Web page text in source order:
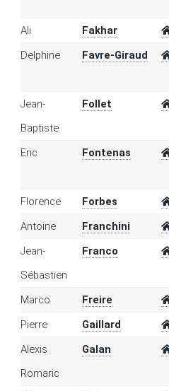
Ali Fakhar
Delphine
Favre-Giraud
Jean-
Baptiste
Follet
Eric Fontenas
Florence Forbes
Antoine
Franchini
Jean-
Sébastien
Franco
Marco Freire
Pierre
Gaillard
Alexis
Romaric
Galan